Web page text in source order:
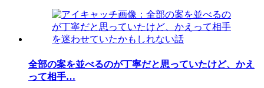
全部の案を並べるのが丁寧だと思っていたけど、かえ
って相手…